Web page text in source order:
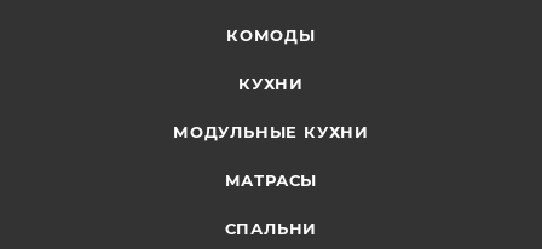
КОМОДЫ
КУХНИ
МОДУЛЬНЫЕ КУХНИ
МАТРАСЫ
СПАЛЬНИ